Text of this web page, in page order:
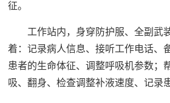
征。
工作站内，身穿防护服、全副武
着：记录病人信息、接听工作电话、
患者的生命体征、调整呼吸机参数；
吸、翻身、检查调整补液速度、记